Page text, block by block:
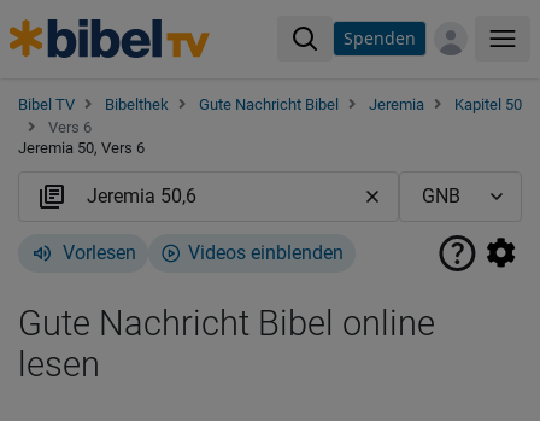
Spenden
Bibel TV Bibelthek Gute Nachricht Bibel Jeremia
Kapitel 50
Vers 6
Jeremia 50, Vers 6
Vorlesen Videos einblenden
Gute Nachricht Bibel online
lesen